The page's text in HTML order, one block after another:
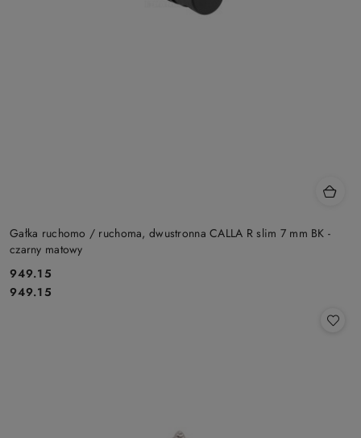
Gałka ruchomo / ruchoma, dwustronna CALLA R slim 7 mm BK -
czarny matowy
Cena:
949.15
Cena:
949.15